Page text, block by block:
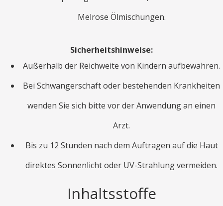
Melrose Ölmischungen.
Sicherheitshinweise:
Außerhalb der Reichweite von Kindern aufbewahren.
Bei Schwangerschaft oder bestehenden Krankheiten
wenden Sie sich bitte vor der Anwendung an einen
Arzt.
Bis zu 12 Stunden nach dem Auftragen auf die Haut
direktes Sonnenlicht oder UV-Strahlung vermeiden.
Inhaltsstoffe